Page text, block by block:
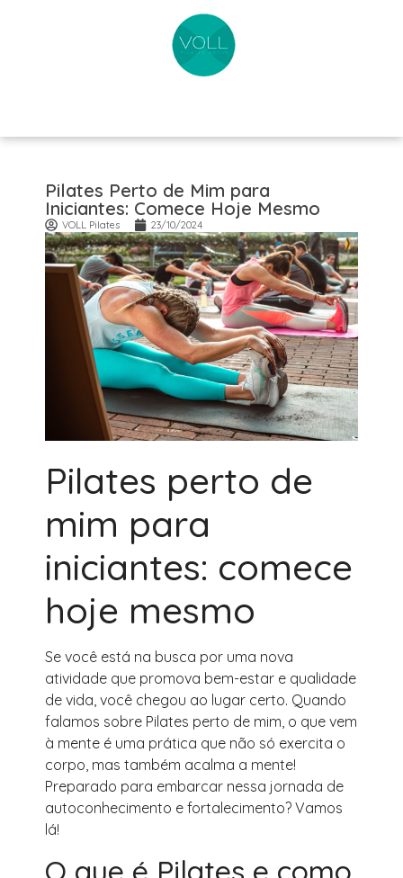
Pilates Perto de Mim para
Iniciantes: Comece Hoje Mesmo
VOLL Pilates 23/10/2024
Pilates perto de
mim para
iniciantes: comece
hoje mesmo
Se você está na busca por uma nova
atividade que promova bem-estar e qualidade
de vida, você chegou ao lugar certo. Quando
falamos sobre Pilates perto de mim, o que vem
à mente é uma prática que não só exercita o
corpo, mas também acalma a mente!
Preparado para embarcar nessa jornada de
autoconhecimento e fortalecimento? Vamos
lá!
O que é Pilates e como